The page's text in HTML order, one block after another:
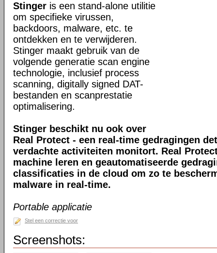
Stinger is een stand-alone utilitie
om specifieke virussen,
backdoors, malware, etc. te
ontdekken en te verwijderen.
Stinger maakt gebruik van de
volgende generatie scan engine
technologie, inclusief process
scanning, digitally signed DAT-
bestanden en scanprestatie
optimalisering.
Stinger beschikt nu ook over
Real Protect - een real-time gedragingen
verdachte activiteiten monitort. Real
machine leren en geautomatiseerde
classificaties in de cloud om zo te
malware in real-time.
Portable applicatie
Stel een correctie voor
Screenshots: